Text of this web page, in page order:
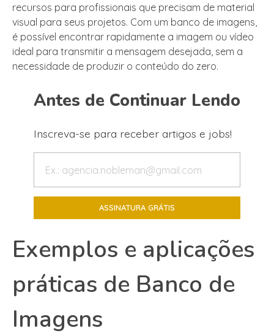
recursos para profissionais que precisam de material
visual para seus projetos. Com um banco de imagens,
é possível encontrar rapidamente a imagem ou vídeo
ideal para transmitir a mensagem desejada, sem a
necessidade de produzir o conteúdo do zero.
Antes de Continuar Lendo
Inscreva-se para receber artigos e jobs!
Exemplos e aplicações
práticas de Banco de
Imagens